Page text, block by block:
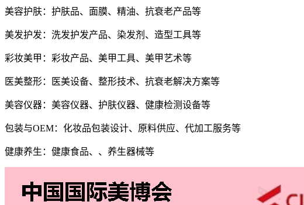
美容护肤：护肤品、面膜、精油、抗衰老产品等
美发护发：洗发护发产品、染发剂、造型工具等
彩妆美甲：彩妆产品、美甲工具、美甲艺术等
医美整形：医美设备、整形技术、抗衰老解决方案等
美容仪器：美容仪器、护肤仪器、健康检测设备等
包装与OEM：化妆品包装设计、原料供应、代加工服务等
健康养生：健康食品、、养生器械等